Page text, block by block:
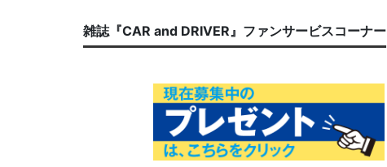
雑誌『CAR and DRIVER』ファンサービスコーナー